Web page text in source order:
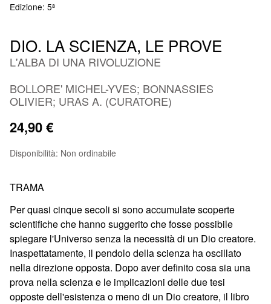
Edizione: 5ª
DIO. LA SCIENZA, LE PROVE
L'ALBA DI UNA RIVOLUZIONE
BOLLORE' MICHEL-YVES; BONNASSIES
OLIVIER; URAS A. (CURATORE)
24,90 €
Disponibilità: Non ordinabile
TRAMA
Per quasi cinque secoli si sono accumulate scoperte
scientifiche che hanno suggerito che fosse possibile
spiegare l'Universo senza la necessità di un Dio creatore.
Inaspettatamente, il pendolo della scienza ha oscillato
nella direzione opposta. Dopo aver definito cosa sia una
prova nella scienza e le implicazioni delle due tesi
opposte dell'esistenza o meno di un Dio creatore, il libro